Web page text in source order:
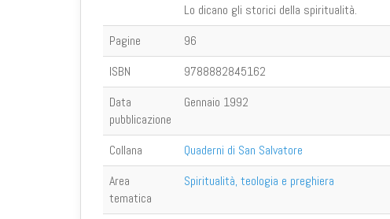
Lo dicano gli storici della spiritualità.
Pagine
96
ISBN
9788882845162
Data
pubblicazione
Gennaio 1992
Collana
Quaderni di San Salvatore
Area
tematica
Spiritualità, teologia e preghiera